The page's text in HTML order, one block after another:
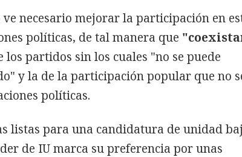
necesario mejorar la participación en
políticas, de tal manera que
los partidos sin los cuales "no se puede
y la de la participación popular que no
políticas.
listas para una candidatura de unidad
de IU marca su preferencia por unas